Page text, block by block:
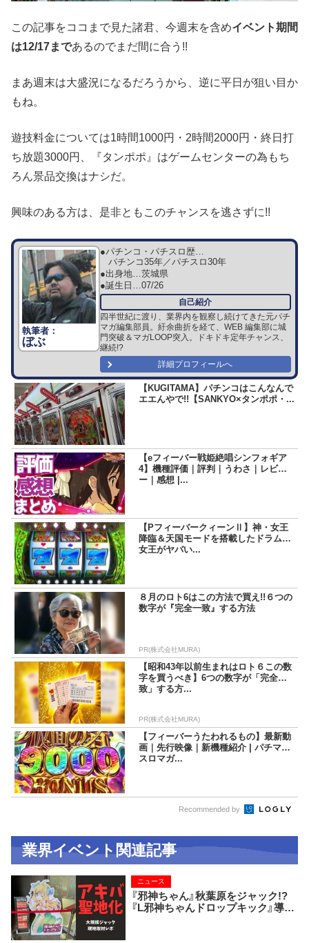
この記事をココまで見た諸君、今週末を含めイベント期間
は12/17まであるのでまだ間に合う!!
まあ週末は大盛況になるだろうから、逆に平日が狙い目か
もね。
遊技料金については1時間1000円・2時間2000円・終日打
ち放題3000円、『タンポポ』はゲームセンターの為もち
ろん景品交換はナシだ。
興味のある方は、是非ともこのチャンスを逃さずに!!
ぼぶ
●パチンコ・パチスロ歴…
パチンコ35年／パチスロ30年
●出身地…茨城県
●誕生日…07/26
四半世紀に渡り、業界内を観察し続けてきた元パチ
マガ編集部員。紆余曲折を経て、WEB 編集部に城
門突破＆マガLOOP突入。ドキドキ定年チャンス、
継続!?
詳細プロフィールへ
【KUGITAMA】パチンコはこんなんで
エエんやで!!【SANKYO×タンポポ・...
【eフィーバー戦姫絶唱シンフォギア
4】機種評価｜評判｜うわさ｜レビュ
ー｜感想 |...
【PフィーバークィーンⅡ】神・女王
降臨＆天国モードを搭載したドラムの
女王がヤバい...
８月のロト6はこの方法で買え!!６つの
数字が『完全一致』する方法
PR(株式会社MURA)
【昭和43年以前生まれはロト６この数
字を買うべき】6つの数字が「完全一
致」する方...
PR(株式会社MURA)
【フィーバーうたわれるもの】最新動
画｜先行映像｜新機種紹介 | パチマガ
スロマガ...
Recommended by
業界イベント関連記事
『邪神ちゃん』秋葉原をジャック!?
『L邪神ちゃんドロップキック』導入
ニュース